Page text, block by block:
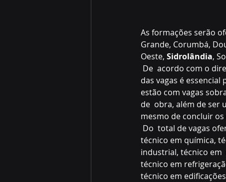
As formações serão
Grande, Corumbá,
Oeste, Sidrolândia,
das vagas é
estão com vagas
de  obra, além de ser
mesmo de concluir
técnico em química,
industrial, técnico em
técnico em
técnico em